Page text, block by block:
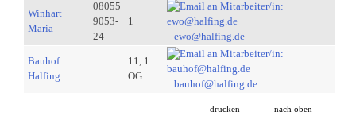
Winhart
Maria
08055
9053-
24
1
ewo@halfing.de
Bauhof
Halfing
11, 1.
OG
bauhof@halfing.de
drucken nach oben